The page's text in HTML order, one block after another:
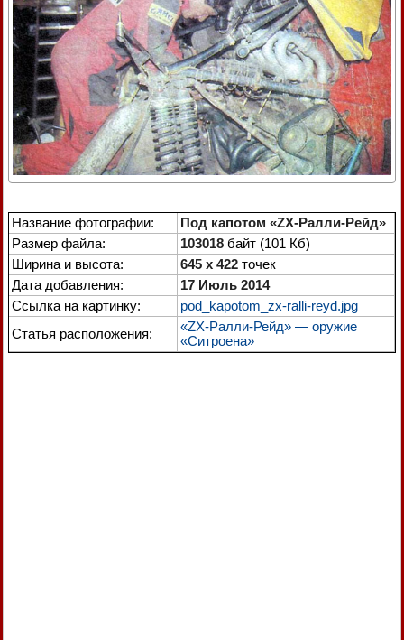
Название фотографии:
Под капотом «ZX-Ралли-Рейд»
Размер файла:
103018 байт (101 Кб)
Ширина и высота:
645 x 422 точек
Дата добавления:
17 Июль 2014
Ссылка на картинку:
pod_kapotom_zx-ralli-reyd.jpg
Статья расположения:
«ZX-Ралли-Рейд» — оружие
«Ситроена»